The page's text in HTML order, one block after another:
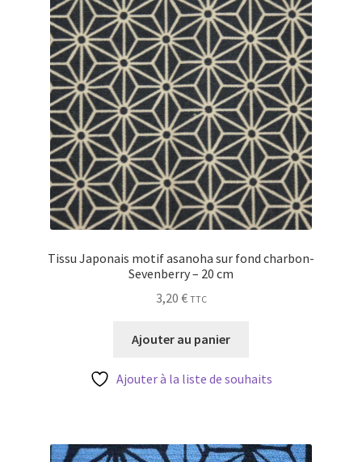
Livraison
Mentions légales
Tissu Japonais motif asanoha sur fond charbon-
Sevenberry – 20 cm
3,20 € TTC
Ajouter au panier
Ajouter à la liste de souhaits